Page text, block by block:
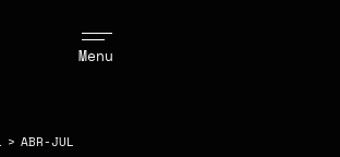
Menu
> ABR-JUL